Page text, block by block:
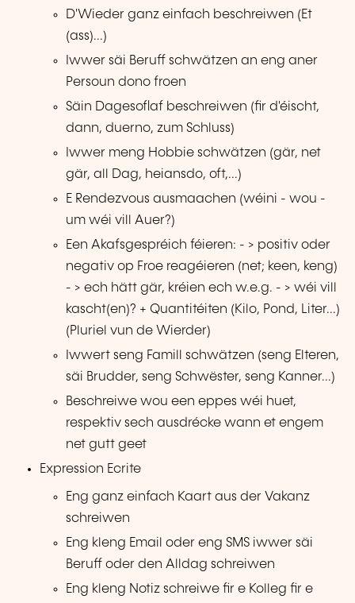
D'Wieder ganz einfach beschreiwen (Et
(ass)...)
Iwwer säi Beruff schwätzen an eng aner
Persoun dono froen
Säin Dagesoflaf beschreiwen (fir d'éischt,
dann, duerno, zum Schluss)
Iwwer meng Hobbie schwätzen (gär, net
gär, all Dag, heiansdo, oft,...)
E Rendezvous ausmaachen (wéini - wou -
um wéi vill Auer?)
Een Akafsgespréich féieren: - > positiv oder
negativ op Froe reagéieren (net; keen, keng)
- > ech hätt gär, kréien ech w.e.g. - > wéi vill
kascht(en)? + Quantitéiten (Kilo, Pond, Liter...)
(Pluriel vun de Wierder)
Iwwert seng Famill schwätzen (seng Elteren,
säi Brudder, seng Schwëster, seng Kanner...)
Beschreiwe wou een eppes wéi huet,
respektiv sech ausdrécke wann et engem
net gutt geet
Expression Ecrite
Eng ganz einfach Kaart aus der Vakanz
schreiwen
Eng kleng Email oder eng SMS iwwer säi
Beruff oder den Alldag schreiwen
Eng kleng Notiz schreiwe fir e Kolleg fir e